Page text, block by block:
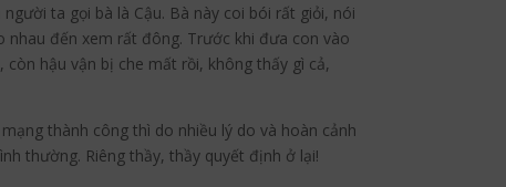
ta gọi bà là Cậu. Bà này coi bói rất giỏi, nói
nhau đến xem rất đông. Trước khi đưa con vào
hậu vận bị che mất rồi, không thấy gì cả,
thành công thì do nhiều lý do và hoàn cảnh
thường. Riêng thầy, thầy quyết định ở lại!